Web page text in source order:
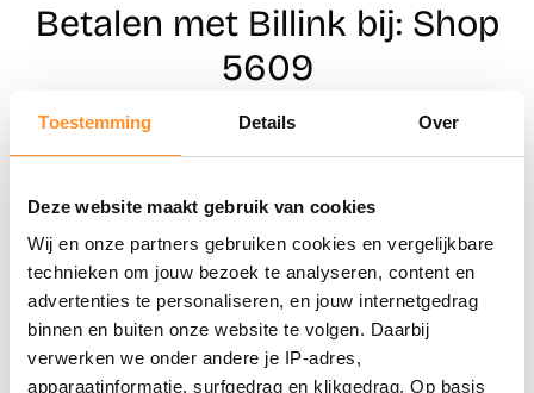
Toestemming Details Over
Deze website maakt gebruik van cookies
Wij en onze partners gebruiken cookies en vergelijkbare
technieken om jouw bezoek te analyseren, content en
advertenties te personaliseren, en jouw internetgedrag
binnen en buiten onze website te volgen. Daarbij
verwerken we onder andere je IP-adres,
apparaatinformatie, surfgedrag en klikgedrag. Op basis
Betalen met Billink bij: Shop
5609
Naar winkels